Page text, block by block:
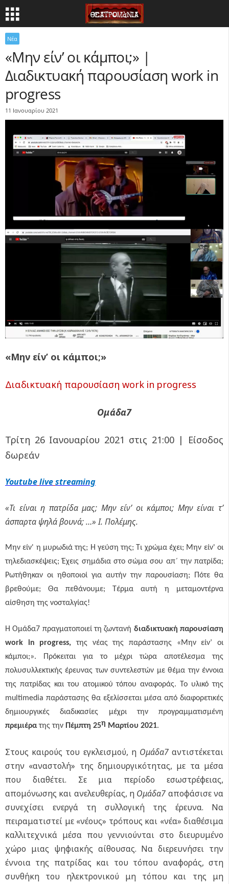
Νέα
«Μην είν’ οι κάμποι;» |
Διαδικτυακή παρουσίαση work in
progress
11 Ιανουαρίου 2021
«Μην είν’ οι κάμποι;»
Διαδικτυακή παρουσίαση work in progress
Ομάδα7
Τρίτη 26 Iανουαρίου 2021 στις 21:00 | Είσοδος
δωρεάν
Youtubelivestreaming
«Τι είναι η πατρίδα μας; Μην είν’ οι κάμποι; Μην είναι τ’
άσπαρτα ψηλά βουνά; …» Ι. Πολέμης.
Μην είν' η μυρωδιά της; Η γεύση της; Τι χρώμα έχει; Μην είν' οι
τηλεδιασκέψεις; Έχεις σημάδια στο σώμα σου απ΄ την πατρίδα;
Ρωτήθηκαν οι ηθοποιοί για αυτήν την παρουσίαση; Πότε θα
βρεθούμε; Θα πεθάνουμε; Τέρμα αυτή η μεταμοντέρνα
αίσθηση της νοσταλγίας!
H Ομάδα7 πραγματοποιεί τη ζωντανή διαδικτυακή παρουσίαση
work in progress,της νέας της παράστασης «Μην είν’ οι
κάμποι;». Πρόκειται για το μέχρι τώρα αποτέλεσμα της
πολυσυλλεκτικής έρευνας των συντελεστών με θέμα την έννοια
της πατρίδας και του ατομικού τόπου αναφοράς. Το υλικό της
multimedia παράστασης θα εξελίσσεται μέσα από διαφορετικές
δημιουργικές διαδικασίες μέχρι την προγραμματισμένη
πρεμιέρατης την Πέμπτη 25η Μαρτίου 2021.
Στους καιρούς του εγκλεισμού, η Ομάδα7αντιστέκεται
στην «αναστολή» της δημιουργικότητας, με τα μέσα
που διαθέτει. Σε μια περίοδο εσωστρέφειας,
απομόνωσης και ανελευθερίας, η Ομάδα7 αποφάσισε να
συνεχίσει ενεργά τη συλλογική της έρευνα. Να
πειραματιστεί με «νέους» τρόπους και «νέα» διαθέσιμα
καλλιτεχνικά μέσα που γεννιούνται στο διευρυμένο
χώρο μιας ψηφιακής αίθουσας. Να διερευνήσει την
έννοια της πατρίδας και του τόπου αναφοράς, στη
συνθήκη του ηλεκτρονικού μη τόπου και της μη